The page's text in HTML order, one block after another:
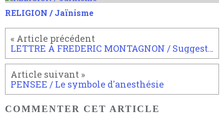
RELIGION / Jaïnisme
LETTRE A FREDERIC MONTAGNON / Suggestions d'en bas...
PENSEE / Le symbole d'anesthésie
COMMENTER CET ARTICLE